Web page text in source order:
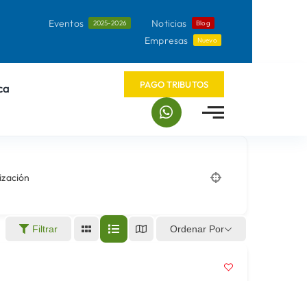
Eventos 2025-2026 Noticias Blog
Empresas Nuevo
PAGO TRIBUTOS
Filtrar Ordenar Por